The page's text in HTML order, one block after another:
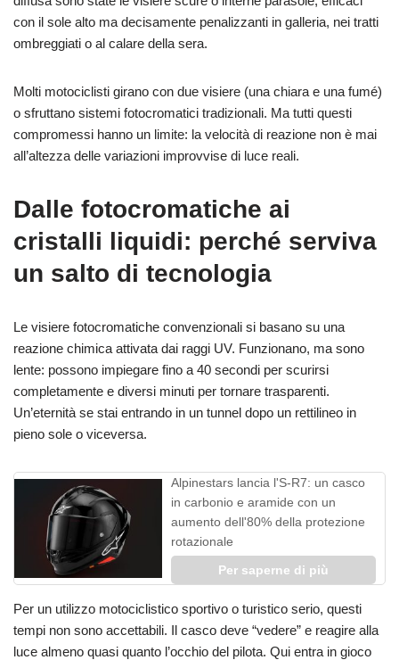
con il sole alto ma decisamente penalizzanti in galleria, nei tratti
ombreggiati o al calare della sera.
Molti motociclisti girano con due visiere (una chiara e una fumé)
o sfruttano sistemi fotocromatici tradizionali. Ma tutti questi
compromessi hanno un limite: la velocità di reazione non è mai
all’altezza delle variazioni improvvise di luce reali.
Dalle fotocromatiche ai
cristalli liquidi: perché serviva
un salto di tecnologia
Le visiere fotocromatiche convenzionali si basano su una
reazione chimica attivata dai raggi UV. Funzionano, ma sono
lente: possono impiegare fino a 40 secondi per scurirsi
completamente e diversi minuti per tornare trasparenti.
Un’eternità se stai entrando in un tunnel dopo un rettilineo in
pieno sole o viceversa.
Alpinestars lancia l'S-R7: un casco
in carbonio e aramide con un
aumento dell'80% della protezione
rotazionale
Per saperne di più
Per un utilizzo motociclistico sportivo o turistico serio, questi
tempi non sono accettabili. Il casco deve “vedere” e reagire alla
luce almeno quasi quanto l’occhio del pilota. Qui entra in gioco